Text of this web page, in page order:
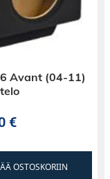
ja
Avant (04-11)
€
OSTOSKORIIN